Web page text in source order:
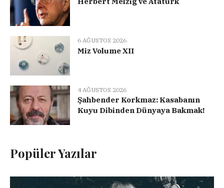
6 AĞUSTOS 2026
Miz Volume XII
4 AĞUSTOS 2026
Şahbender Korkmaz: Kasabanın
Kuyu Dibinden Dünyaya Bakmak!
Popüler Yazılar